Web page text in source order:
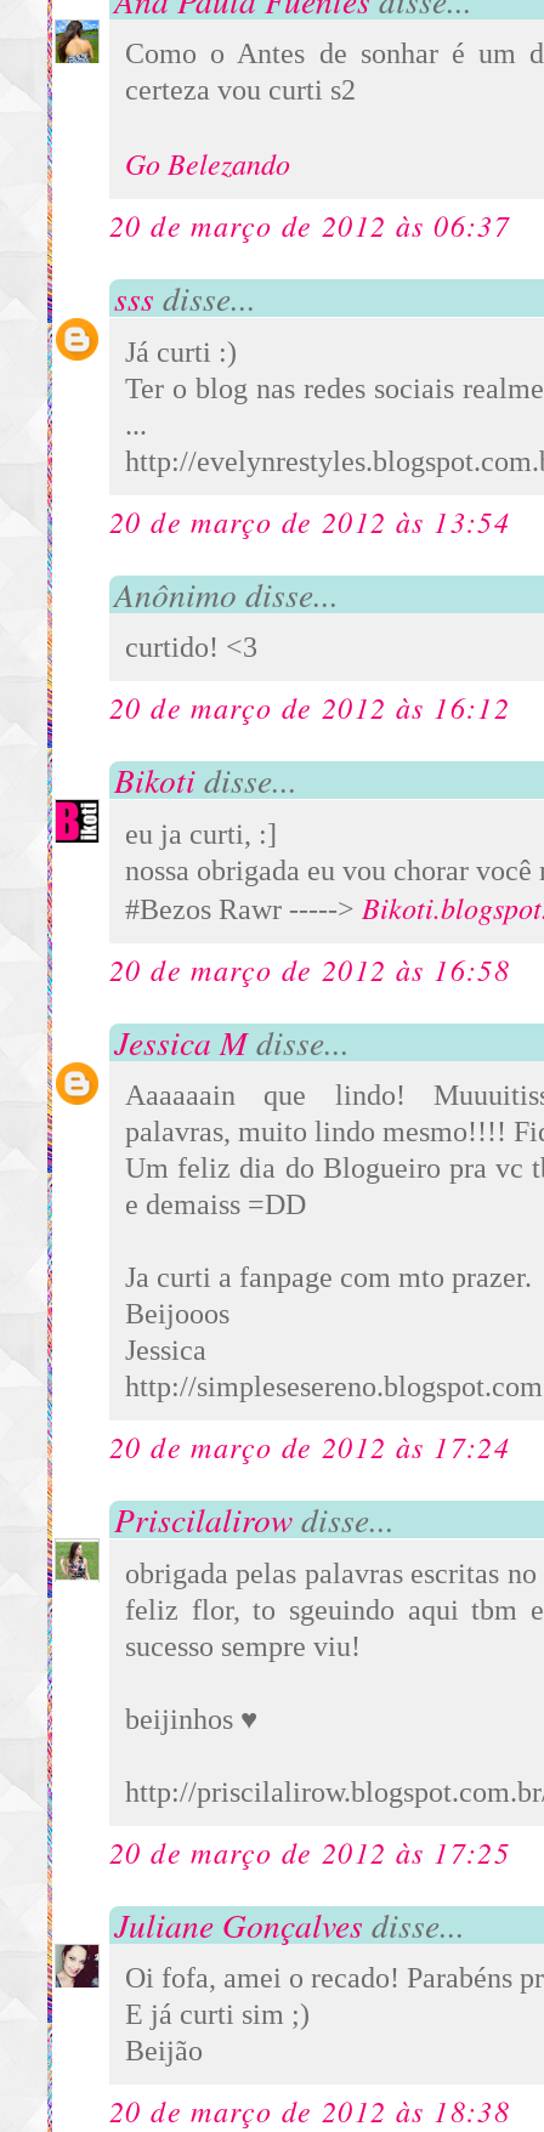
Como o Antes de sonhar é um
certeza vou curti s2
Go Belezando
20 de março de 2012 às 06:37
sss disse...
Já curti :)
Ter o blog nas redes sociais
...
http://
20 de março de 2012 às 13:54
Anônimo disse...
curtido! <3
20 de março de 2012 às 16:12
Bikotidisse...
eu ja curti, :]
nossa obrigada eu vou chorar
#Bezos Rawr ----->
20 de março de 2012 às 16:58
Jessica Mdisse...
Aaaaaain que lindo!
palavras, muito lindo mesmo!!!!
Um feliz dia do Blogueiro pra vc
e demaiss =DD
Ja curti a fanpage com mto prazer.
Beijooos
Jessica
http://
20 de março de 2012 às 17:24
Priscilalirowdisse...
obrigada pelas palavras escritas
feliz flor, to sgeuindo aqui tbm
sucesso sempre viu!
beijinhos ♥
http://
20 de março de 2012 às 17:25
Juliane Gonçalves disse...
Oi fofa, amei o recado! Parabéns
E já curti sim ;)
Beijão
20 de março de 2012 às 18:38